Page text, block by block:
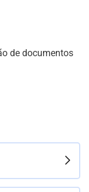
de documentos